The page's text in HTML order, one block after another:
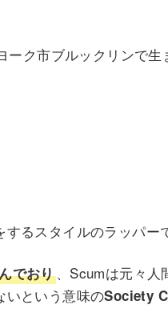
ク市ブルックリンで生
るスタイルのラッパー
でおり、Scumは元々人
いという意味のSociety